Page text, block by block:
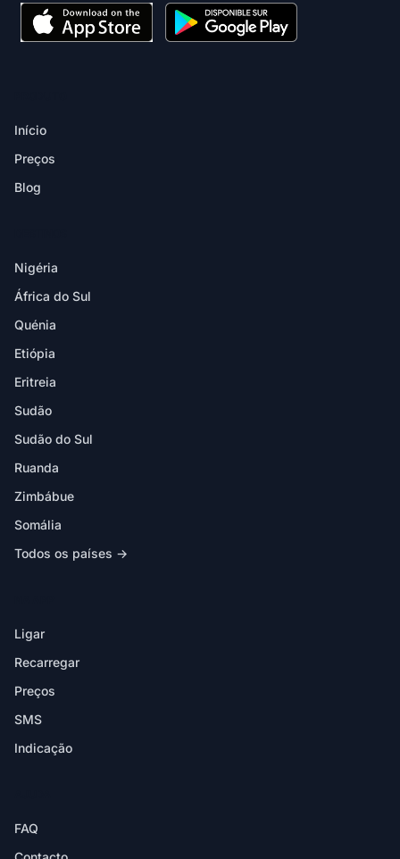
Início
Preços
Blog
Nigéria
África do Sul
Quénia
Etiópia
Eritreia
Sudão
Sudão do Sul
Ruanda
Zimbábue
Somália
Todos os países →
Ligar
Recarregar
Preços
SMS
Indicação
FAQ